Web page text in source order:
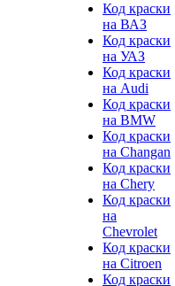
Код краски
на ВАЗ
Код краски
на УАЗ
Код краски
на Audi
Код краски
на BMW
Код краски
на Changan
Код краски
на Chery
Код краски
на
Chevrolet
Код краски
на Citroen
Код краски